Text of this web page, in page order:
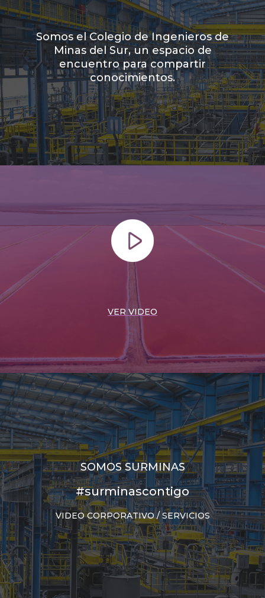
Somos el Colegio de Ingenieros de
Minas del Sur, un espacio de
encuentro para compartir
conocimientos.
VER VIDEO
SOMOS SURMINAS
#surminascontigo
VIDEO CORPORATIVO / SERVICIOS